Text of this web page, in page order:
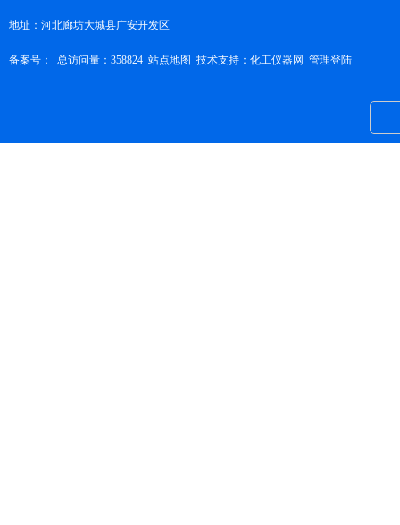
地址：河北廊坊大城县广安开发区
备案号： 总访问量：358824 站点地图 技术支持： 化工仪器网 管理登陆